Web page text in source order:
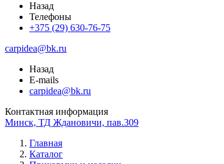
Назад
Телефоны
+375 (29) 630-76-75
carpidea@bk.ru
Назад
E-mails
carpidea@bk.ru
Контактная информация
Минск, ТД Ждановичи, пав.309
Главная
Каталог